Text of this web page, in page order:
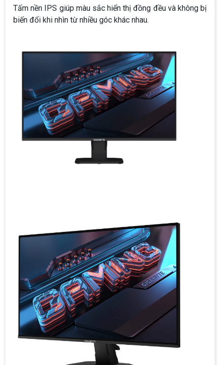
Tấm nền IPS giúp màu sắc hiển thị đồng đều và không bị
biến đổi khi nhìn từ nhiều góc khác nhau.